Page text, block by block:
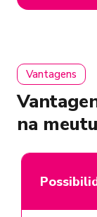
Vantagens
na